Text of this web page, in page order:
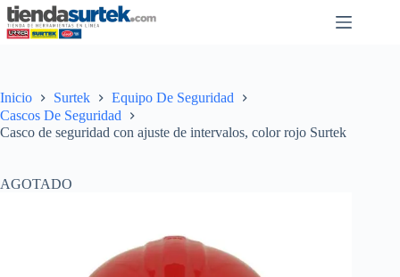
Saltar
al
contenido
Inicio Surtek
Equipo De Seguridad
Cascos De Seguridad
Casco de seguridad con ajuste de intervalos, color rojo Surtek
AGOTADO